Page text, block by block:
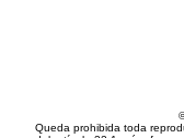
Queda prohibida toda